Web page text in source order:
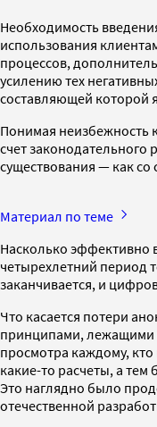
Необходимость
использования
процессов,
усилению тех
составляющей которой
Понимая неизбежность
счет законодательного
существования — как
Материал по теме
Насколько эффективно
четырехлетний период
заканчивается, и
Что касается потери
принципами, лежащими
просмотра каждому,
какие-то расчеты, а
Это наглядно было
отечественной